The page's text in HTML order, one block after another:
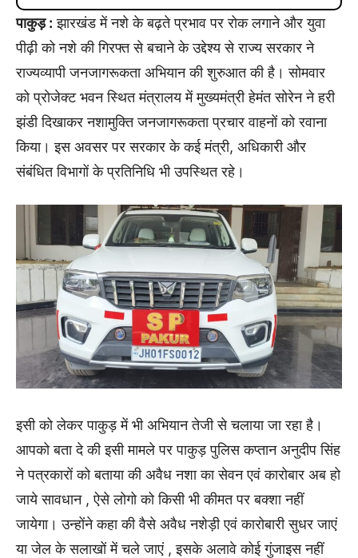
पाकुड़ : झारखंड में नशे के बढ़ते प्रभाव पर रोक लगाने और युवा
पीढ़ी को नशे की गिरफ्त से बचाने के उद्देश्य से राज्य सरकार ने
राज्यव्यापी जनजागरूकता अभियान की शुरुआत की है। सोमवार
को प्रोजेक्ट भवन स्थित मंत्रालय में मुख्यमंत्री हेमंत सोरेन ने हरी
झंडी दिखाकर नशामुक्ति जनजागरूकता प्रचार वाहनों को रवाना
किया। इस अवसर पर सरकार के कई मंत्री, अधिकारी और
संबंधित विभागों के प्रतिनिधि भी उपस्थित रहे।
इसी को लेकर पाकुड़ में भी अभियान तेजी से चलाया जा रहा है।
आपको बता दे की इसी मामले पर पाकुड़ पुलिस कप्तान अनुदीप सिंह
ने पत्रकारों को बताया की अवैध नशा का सेवन एवं कारोबार अब हो
जाये सावधान , ऐसे लोगो को किसी भी कीमत पर बक्शा नहीं
जायेगा। उन्होंने कहा की वैसे अवैध नशेड़ी एवं कारोबारी सुधर जाएं
या जेल के सलाखों में चले जाएं , इसके अलावे कोई गुंजाइस नहीं